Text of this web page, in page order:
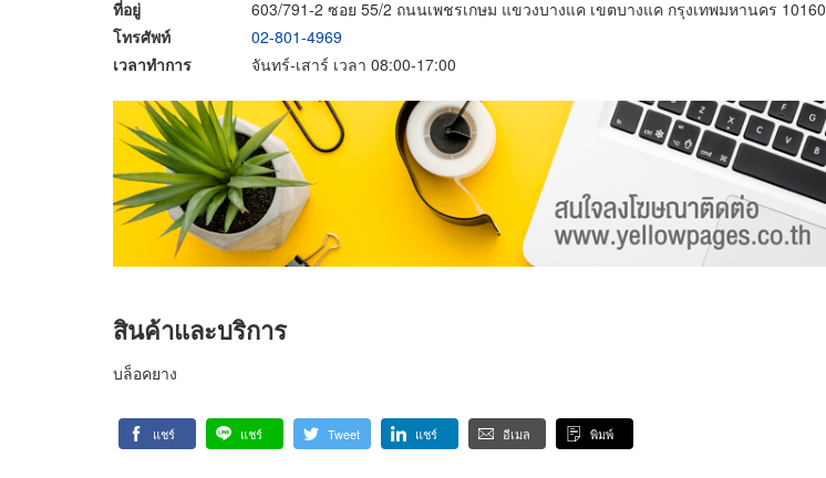
ที่อยู่
603/791-2 ซอย 55/2 ถนนเพชรเกษม แขวงบางแค เขตบางแค กรุงเทพมหานคร 10160
โทรศัพท์
02-801-4969
เวลาทำการ
จันทร์-เสาร์ เวลา 08:00-17:00
สินค้าและบริการ
บล็อคยาง
แชร์ แชร์ Tweet แชร์ อีเมล พิมพ์